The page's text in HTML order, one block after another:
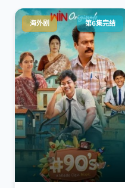
海外剧 第6集完结